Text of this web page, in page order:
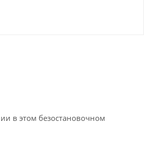
в этом безостановочном